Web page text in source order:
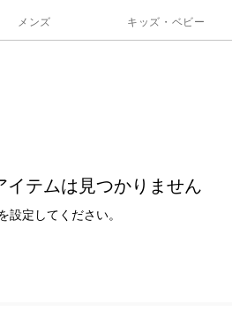
メンズ キッズ・ベビー
イテムは見つかりません
設定してください。